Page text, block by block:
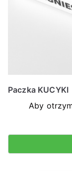
Paczka KUCYKI
Aby